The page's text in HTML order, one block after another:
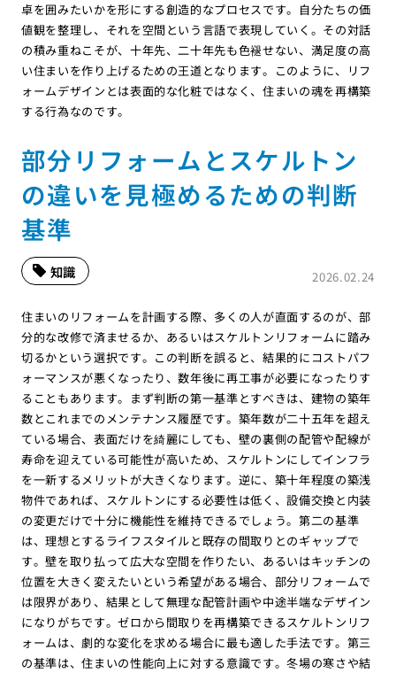
卓を囲みたいかを形にする創造的なプロセスです。自分たちの価
値観を整理し、それを空間という言語で表現していく。その対話
の積み重ねこそが、十年先、二十年先も色褪せない、満足度の高
い住まいを作り上げるための王道となります。このように、リフ
ォームデザインとは表面的な化粧ではなく、住まいの魂を再構築
する行為なのです。
部分リフォームとスケルトン
の違いを見極めるための判断
基準
2026.02.24
知識
住まいのリフォームを計画する際、多くの人が直面するのが、部
分的な改修で済ませるか、あるいはスケルトンリフォームに踏み
切るかという選択です。この判断を誤ると、結果的にコストパフ
ォーマンスが悪くなったり、数年後に再工事が必要になったりす
ることもあります。まず判断の第一基準とすべきは、建物の築年
数とこれまでのメンテナンス履歴です。築年数が二十五年を超え
ている場合、表面だけを綺麗にしても、壁の裏側の配管や配線が
寿命を迎えている可能性が高いため、スケルトンにしてインフラ
を一新するメリットが大きくなります。逆に、築十年程度の築浅
物件であれば、スケルトンにする必要性は低く、設備交換と内装
の変更だけで十分に機能性を維持できるでしょう。第二の基準
は、理想とするライフスタイルと既存の間取りとのギャップで
す。壁を取り払って広大な空間を作りたい、あるいはキッチンの
位置を大きく変えたいという希望がある場合、部分リフォームで
は限界があり、結果として無理な配管計画や中途半端なデザイン
になりがちです。ゼロから間取りを再構築できるスケルトンリフ
ォームは、劇的な変化を求める場合に最も適した手法です。第三
の基準は、住まいの性能向上に対する意識です。冬場の寒さや結